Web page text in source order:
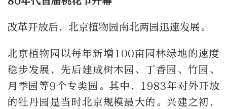
改革开放后，北京植物园南北两园迅速发展。
北京植物园以每年新增100亩园林绿地的速度
稳步发展，先后建成树木园、丁香园、竹园、
月季园等9个专类园。其中，1983年对外开放
的牡丹园是当时北京规模最大的。兴建之初，